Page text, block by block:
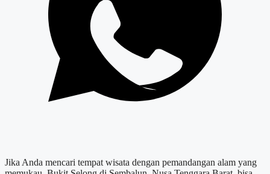
Jika Anda mencari tempat wisata dengan pemandangan alam yang